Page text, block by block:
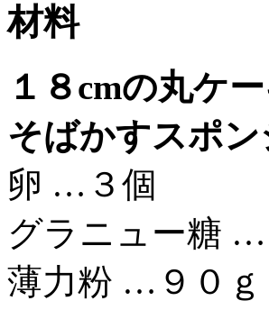
材料
１８cmの丸ケ
そばかすスポン
卵 …３個
グラニュー糖 …
薄力粉 …９０ｇ